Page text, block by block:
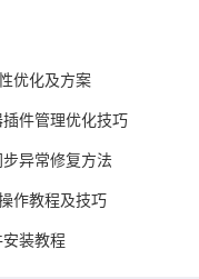
优化及方案
件管理优化技巧
异常修复方法
作教程及技巧
装教程